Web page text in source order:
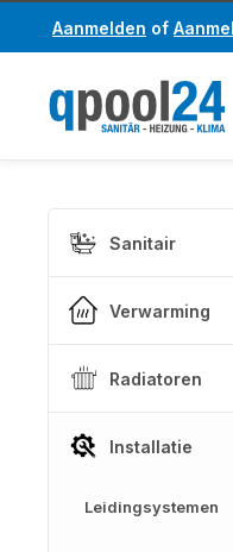
naar de hoofdinhoud
Ga naar de
Aanmelden of
Sanitair
Verwarming
Radiatoren
Installatie
Leidingsystemen